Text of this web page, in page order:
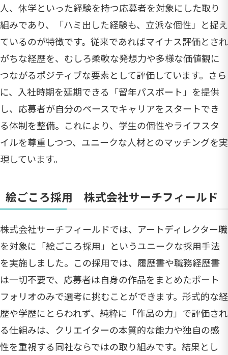
人、休学といった経験を持つ応募者を対象にした取り
組みであり、「ハミ出した経験も、立派な個性」と捉え
ているのが特徴です。従来であればマイナス評価とされ
がちな経歴を、むしろ柔軟な発想力や多様な価値観に
つながるポジティブな要素として評価しています。さら
に、入社時期を延期できる「留年パスポート」を提供
し、応募者が自分のペースでキャリアをスタートでき
る体制を整備。これにより、学生の個性やライフスタ
イルを尊重しつつ、ユニークな人材とのマッチングを実
現しています。
絵ごころ採用 株式会社サーチフィールド
株式会社サーチフィールドでは、アートディレクター職
を対象に「絵ごころ採用」というユニークな採用手法
を実施しました。この採用では、履歴書や職務経歴書
は一切不要で、応募者は自身の作品をまとめたポート
フォリオのみで選考に挑むことができます。形式的な経
歴や学歴にとらわれず、純粋に「作品の力」で評価され
る仕組みは、クリエイターの本質的な能力や独自の感
性を重視する同社ならではの取り組みです。結果とし